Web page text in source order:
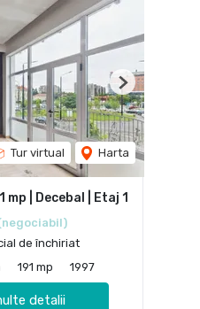
Tur virtual Harta
Next
mp | Decebal | Etaj 1
de închiriat
191 mp 1997
detalii